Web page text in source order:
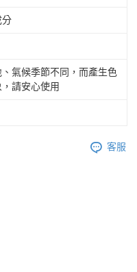
分
氣候季節不同，而產生色
請安心使用
客服